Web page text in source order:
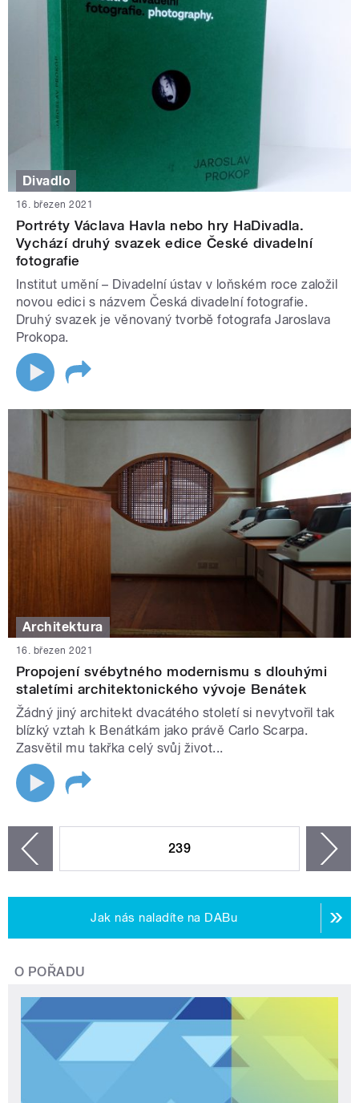
Divadlo
16. březen 2021
Portréty Václava Havla nebo hry HaDivadla.
Vychází druhý svazek edice České divadelní
fotografie
Institut umění – Divadelní ústav v loňském roce založil
novou edici s názvem Česká divadelní fotografie.
Druhý svazek je věnovaný tvorbě fotografa Jaroslava
Prokopa.
Architektura
16. březen 2021
Propojení svébytného modernismu s dlouhými
staletími architektonického vývoje Benátek
Žádný jiný architekt dvacátého století si nevytvořil tak
blízký vztah k Benátkám jako právě Carlo Scarpa.
Zasvětil mu takřka celý svůj život...
239
Jak nás naladíte na DABu
O POŘADU